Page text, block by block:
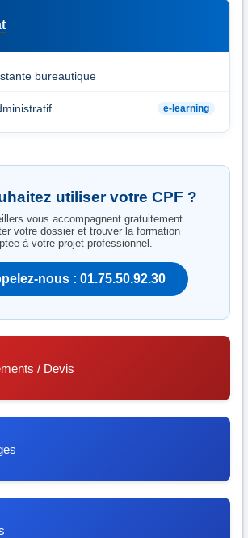
bureautique
e-learning
utiliser votre CPF ?
vous accompagnent gratuitement
votre dossier et trouver la formation
à votre projet professionnel.
nous : 01.75.50.92.30
/ Devis